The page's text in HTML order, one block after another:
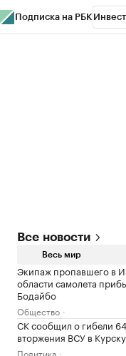
Подписка на РБК
Все новости
Весь мир
Экипаж пропавшего в
области самолета
Бодайбо
Общество
СК сообщил о гибели
вторжения ВСУ в
Политика